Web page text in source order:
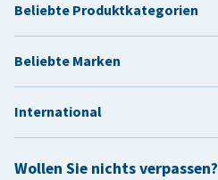
Wollen Sie nichts verpassen?
Beliebte Produktkategorien
Beliebte Marken
International